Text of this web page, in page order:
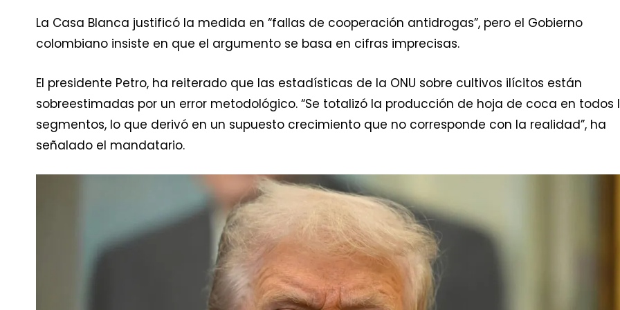
La Casa Blanca justificó la medida en “fallas de cooperación antidrogas”, pero el Gobierno
colombiano insiste en que el argumento se basa en cifras imprecisas.
El presidente Petro, ha reiterado que las estadísticas de la ONU sobre cultivos ilícitos están
sobreestimadas por un error metodológico. “Se totalizó la producción de hoja de coca en todos
segmentos, lo que derivó en un supuesto crecimiento que no corresponde con la realidad”, ha
señalado el mandatario.